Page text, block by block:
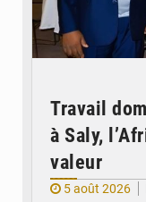
Travail
à Saly,
valeur
5 août 2026